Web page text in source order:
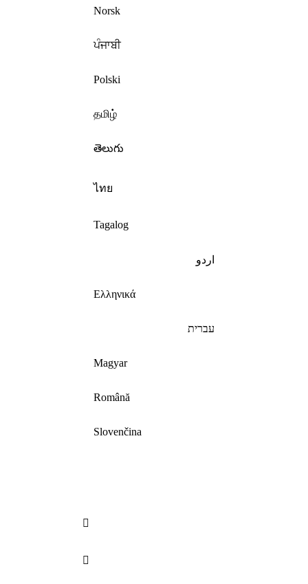
Norsk
ਪੰਜਾਬੀ
Polski
தமிழ்
తెలుగు
ไทย
Tagalog
اردو
Ελληνικά
עברית
Magyar
Română
Slovenčina

